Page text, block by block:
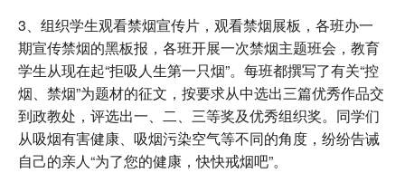
3、组织学生观看禁烟宣传片，观看禁烟展板，各班办一
期宣传禁烟的黑板报，各班开展一次禁烟主题班会，教育
学生从现在起“拒吸人生第一只烟”。每班都撰写了有关“控
烟、禁烟”为题材的征文，按要求从中选出三篇优秀作品交
到政教处，评选出一、二、三等奖及优秀组织奖。同学们
从吸烟有害健康、吸烟污染空气等不同的角度，纷纷告诫
自己的亲人“为了您的健康，快快戒烟吧”。